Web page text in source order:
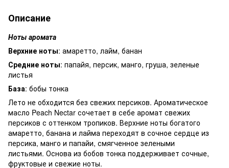
Описание
Ноты аромата
Верхние ноты: амаретто, лайм, банан
Средние ноты: папайя, персик, манго, груша, зеленые
листья
База: бобы тонка
Лето не обходится без свежих персиков. Ароматическое
масло Peach Nectar сочетает в себе аромат свежих
персиков с оттенком тропиков. Верхние ноты богатого
амаретто, банана и лайма переходят в сочное сердце из
персика, манго и папайи, смягченное зелеными
листьями. Основа из бобов тонка поддерживает сочные,
фруктовые и свежие ноты.